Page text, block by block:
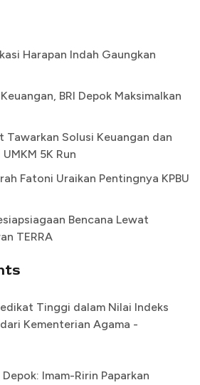
Harapan Indah Gaungkan
BRI Depok Maksimalkan
Tawarkan Solusi Keuangan dan
5K Run
Fatoni Uraikan Pentingnya KPBU
Bencana Lewat
TERRA
Tinggi dalam Nilai Indeks
Kementerian Agama -
Imam-Ririn Paparkan